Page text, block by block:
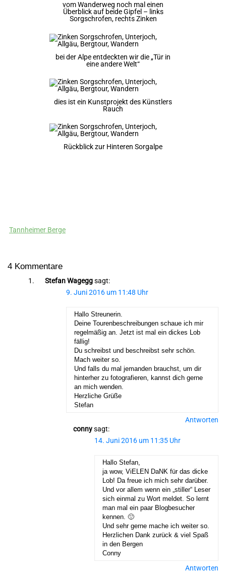
vom Wanderweg noch mal einen
Überblick auf beide Gipfel – links
Sorgschrofen, rechts Zinken
bei der Alpe entdeckten wir die „Tür in
eine andere Welt“
dies ist ein Kunstprojekt des Künstlers
Rauch
Rückblick zur Hinteren Sorgalpe
Tannheimer Berge
4 Kommentare
Stefan Wageggsagt:
9. Juni 2016 um 11:48 Uhr
Hallo Streunerin.
Deine Tourenbeschreibungen schaue ich mir
regelmäßig an. Jetzt ist mal ein dickes Lob
fällig!
Du schreibst und beschreibst sehr schön.
Mach weiter so.
Und falls du mal jemanden brauchst, um dir
hinterher zu fotografieren, kannst dich gerne
an mich wenden.
Herzliche Grüße
Stefan
Antworten
connysagt:
14. Juni 2016 um 11:35 Uhr
Hallo Stefan,
ja wow, ViELEN DaNK für das dicke
Lob! Da freue ich mich sehr darüber.
Und vor allem wenn ein „stiller“ Leser
sich einmal zu Wort meldet. So lernt
man mal ein paar Blogbesucher
kennen. 🙂
Und sehr gerne mache ich weiter so.
Herzlichen Dank zurück & viel Spaß
in den Bergen
Conny
Antworten